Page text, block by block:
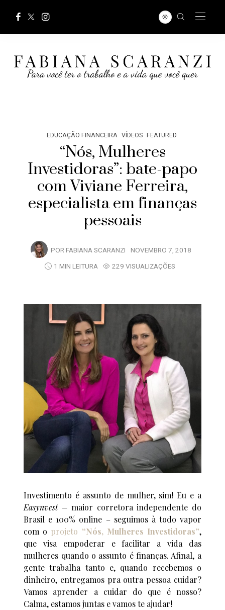
EDUCAÇÃO FINANCEIRA VÍDEOS FEATURED
“Nós, Mulheres
Investidoras”: bate-papo
com Viviane Ferreira,
especialista em finanças
pessoais
POR FABIANA SCARANZI NOVEMBRO 7, 2018
1 MIN LEITURA
229 VISUALIZAÇÕES
Investimento é assunto de mulher, sim! Eu e a
Easynvest – maior corretora independente do
Brasil e 100% online – seguimos à todo vapor
com o projeto “Nós, Mulheres Investidoras”,
que visa empoderar e facilitar a vida das
mulheres quando o assunto é finanças. Afinal, a
gente trabalha tanto e, quando recebemos o
dinheiro, entregamos pra outra pessoa cuidar?
Vamos aprender a cuidar do que é nosso?
Calma, estamos juntas e vamos te ajudar!